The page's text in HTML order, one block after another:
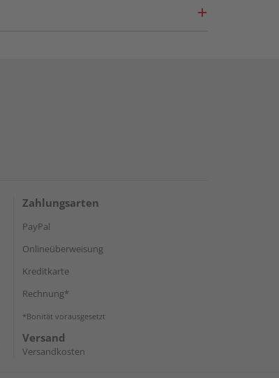
Zahlungsarten
PayPal
Onlineüberweisung
Kreditkarte
Rechnung*
*Bonität vorausgesetzt
Versand
Versandkosten